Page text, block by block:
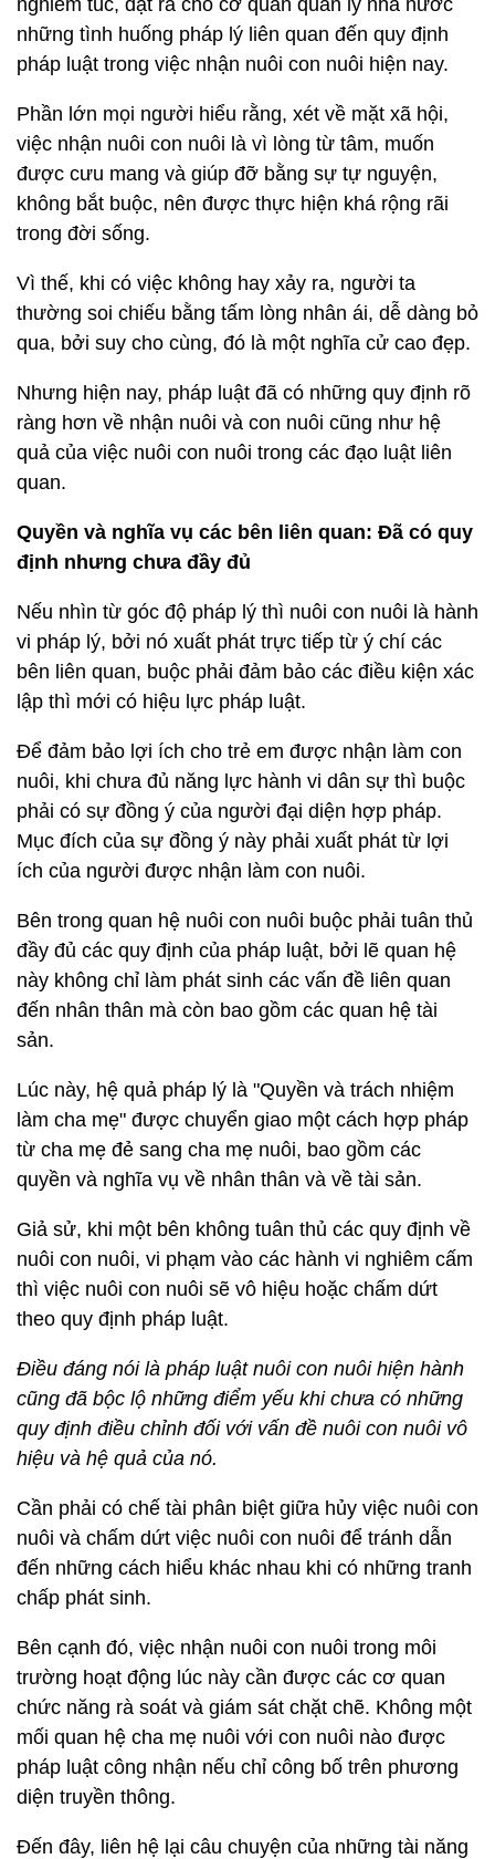
nghiêm túc, đặt ra cho cơ quan quản lý nhà nước
những tình huống pháp lý liên quan đến quy định
pháp luật trong việc nhận nuôi con nuôi hiện nay.
Phần lớn mọi người hiểu rằng, xét về mặt xã hội,
việc nhận nuôi con nuôi là vì lòng từ tâm, muốn
được cưu mang và giúp đỡ bằng sự tự nguyện,
không bắt buộc, nên được thực hiện khá rộng rãi
trong đời sống.
Vì thế, khi có việc không hay xảy ra, người ta
thường soi chiếu bằng tấm lòng nhân ái, dễ dàng bỏ
qua, bởi suy cho cùng, đó là một nghĩa cử cao đẹp.
Nhưng hiện nay, pháp luật đã có những quy định rõ
ràng hơn về nhận nuôi và con nuôi cũng như hệ
quả của việc nuôi con nuôi trong các đạo luật liên
quan.
Quyền và nghĩa vụ các bên liên quan: Đã có quy
định nhưng chưa đầy đủ
Nếu nhìn từ góc độ pháp lý thì nuôi con nuôi là hành
vi pháp lý, bởi nó xuất phát trực tiếp từ ý chí các
bên liên quan, buộc phải đảm bảo các điều kiện xác
lập thì mới có hiệu lực pháp luật.
Để đảm bảo lợi ích cho trẻ em được nhận làm con
nuôi, khi chưa đủ năng lực hành vi dân sự thì buộc
phải có sự đồng ý của người đại diện hợp pháp.
Mục đích của sự đồng ý này phải xuất phát từ lợi
ích của người được nhận làm con nuôi.
Bên trong quan hệ nuôi con nuôi buộc phải tuân thủ
đầy đủ các quy định của pháp luật, bởi lẽ quan hệ
này không chỉ làm phát sinh các vấn đề liên quan
đến nhân thân mà còn bao gồm các quan hệ tài
sản.
Lúc này, hệ quả pháp lý là "Quyền và trách nhiệm
làm cha mẹ" được chuyển giao một cách hợp pháp
từ cha mẹ đẻ sang cha mẹ nuôi, bao gồm các
quyền và nghĩa vụ về nhân thân và về tài sản.
Giả sử, khi một bên không tuân thủ các quy định về
nuôi con nuôi, vi phạm vào các hành vi nghiêm cấm
thì việc nuôi con nuôi sẽ vô hiệu hoặc chấm dứt
theo quy định pháp luật.
Điều đáng nói là pháp luật nuôi con nuôi hiện hành
cũng đã bộc lộ những điểm yếu khi chưa có những
quy định điều chỉnh đối với vấn đề nuôi con nuôi vô
hiệu và hệ quả của nó.
Cần phải có chế tài phân biệt giữa hủy việc nuôi con
nuôi và chấm dứt việc nuôi con nuôi để tránh dẫn
đến những cách hiểu khác nhau khi có những tranh
chấp phát sinh.
Bên cạnh đó, việc nhận nuôi con nuôi trong môi
trường hoạt động lúc này cần được các cơ quan
chức năng rà soát và giám sát chặt chẽ. Không một
mối quan hệ cha mẹ nuôi với con nuôi nào được
pháp luật công nhận nếu chỉ công bố trên phương
diện truyền thông.
Đến đây, liên hệ lại câu chuyện của những tài năng